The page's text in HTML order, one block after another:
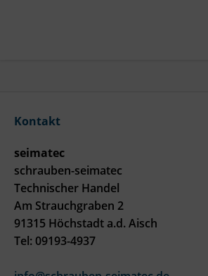
Kontakt
seimatec
schrauben-seimatec
Technischer Handel
Am Strauchgraben 2
91315 Höchstadt a.d. Aisch
Tel: 09193-4937